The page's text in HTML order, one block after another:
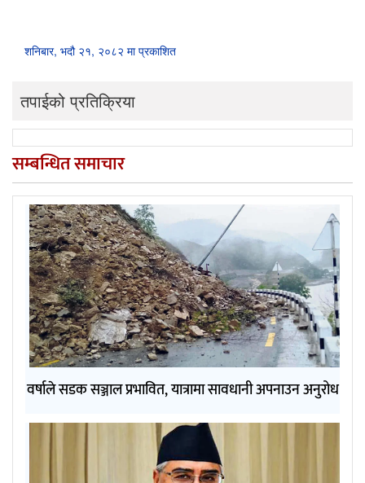
शनिबार, भदौ २१, २०८२ मा प्रकाशित
तपाईको प्रतिक्रिया
सम्बन्धित समाचार
वर्षाले सडक सञ्जाल प्रभावित, यात्रामा सावधानी अपनाउन अनुरोध